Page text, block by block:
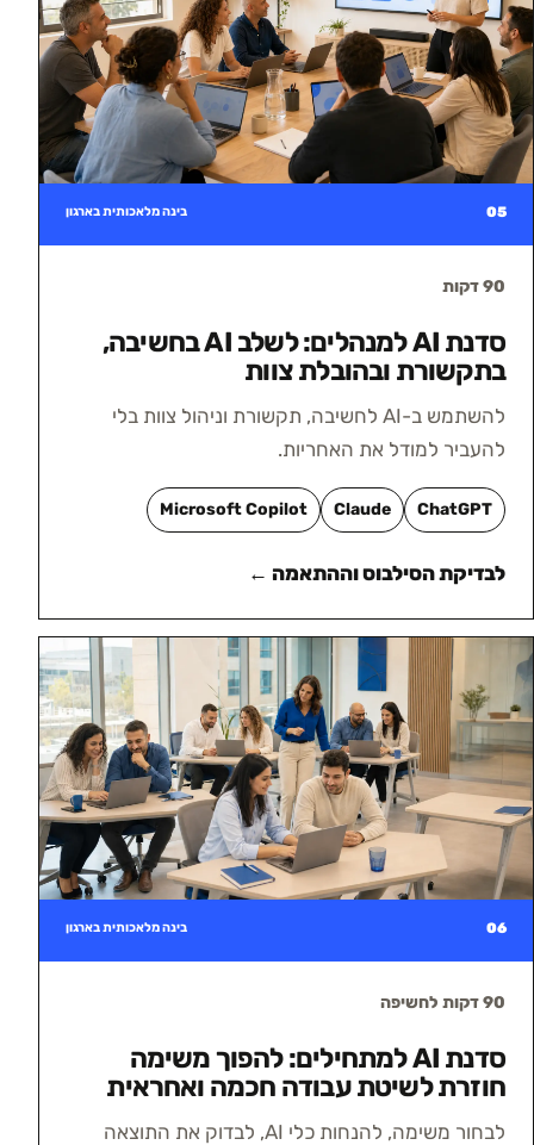
05 בינה מלאכותית בארגון
90 דקות
סדנת AI למנהלים: לשלב AI בחשיבה,
בתקשורת ובהובלת צוות
להשתמש ב-AI לחשיבה, תקשורת וניהול צוות בלי
להעביר למודל את האחריות.
ChatGPT
Claude
Microsoft Copilot
לבדיקת הסילבוס וההתאמה ←
06 בינה מלאכותית בארגון
90 דקות לחשיפה
סדנת AI למתחילים: להפוך משימה
חוזרת לשיטת עבודה חכמה ואחראית
לבחור משימה, להנחות כלי AI, לבדוק את התוצאה